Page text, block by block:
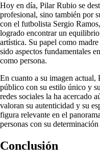
Hoy en día, Pilar Rubio se
profesional, sino también por
con el futbolista Sergio
logrado encontrar un
artística. Su papel como
sido aspectos fundamentales
como persona.
En cuanto a su imagen
público con su estilo único y
redes sociales la ha acercado
valoran su autenticidad y su
figura relevante en el
personas con su
Conclusión